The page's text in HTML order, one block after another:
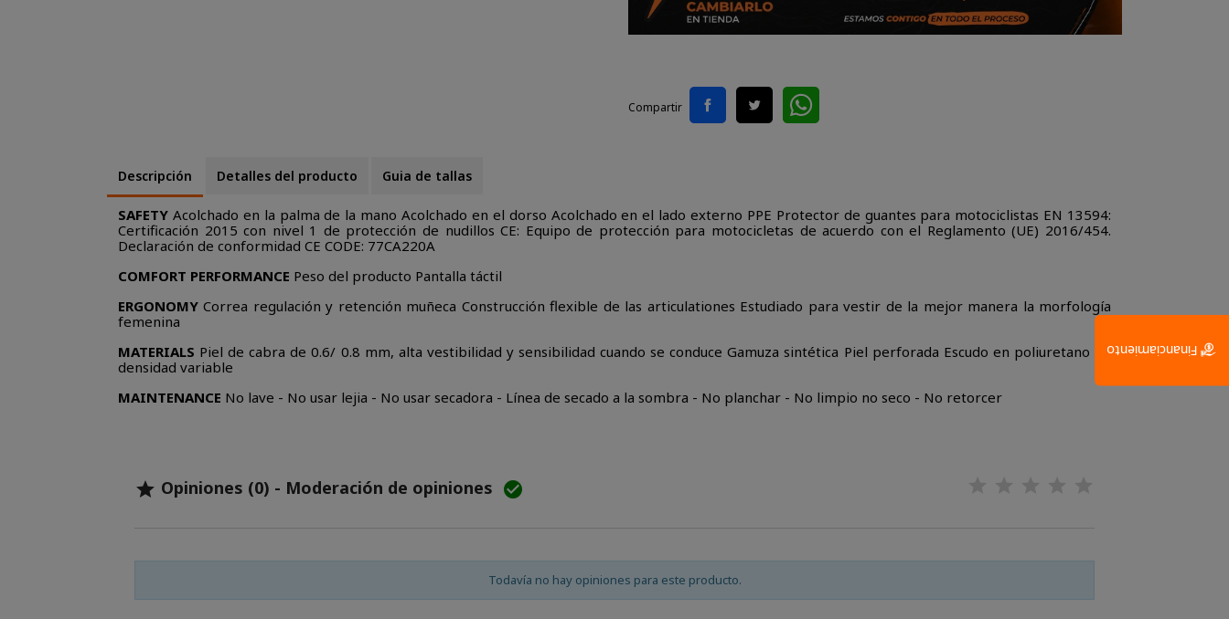
Compartir
Descripción Detalles del producto Guia de tallas
SAFETY Acolchado en la palma de la mano Acolchado en el dorso Acolchado en el lado externo PPE Protector de guantes para motociclistas EN 13594:
Certificación 2015 con nivel 1 de protección de nudillos CE: Equipo de protección para motocicletas de acuerdo con el Reglamento (UE) 2016/454.
Declaración de conformidad CE CODE: 77CA220A
COMFORT PERFORMANCE Peso del producto Pantalla táctil
ERGONOMY Correa regulación y retención muñeca Construcción flexible de las articulationes Estudiado para vestir de la mejor manera la morfología
femenina
MATERIALS Piel de cabra de 0.6/ 0.8 mm, alta vestibilidad y sensibilidad cuando se conduce Gamuza sintética Piel perforada Escudo en poliuretano de
densidad variable
MAINTENANCE No lave - No usar lejia - No usar secadora - Línea de secado a la sombra - No planchar - No limpio no seco - No retorcer
 Opiniones (0) - Moderación de opiniones 
Todavía no hay opiniones para este producto.
Financiamiento